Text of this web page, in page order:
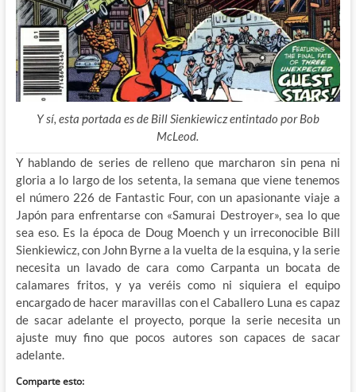
Y sí, esta portada es de Bill Sienkiewicz entintado por Bob
McLeod.
Y hablando de series de relleno que marcharon sin pena ni
gloria a lo largo de los setenta, la semana que viene tenemos
el número 226 de Fantastic Four, con un apasionante viaje a
Japón para enfrentarse con «Samurai Destroyer», sea lo que
sea eso. Es la época de Doug Moench y un irreconocible Bill
Sienkiewicz, con John Byrne a la vuelta de la esquina, y la serie
necesita un lavado de cara como Carpanta un bocata de
calamares fritos, y ya veréis como ni siquiera el equipo
encargado de hacer maravillas con el Caballero Luna es capaz
de sacar adelante el proyecto, porque la serie necesita un
ajuste muy fino que pocos autores son capaces de sacar
adelante.
Comparte esto: